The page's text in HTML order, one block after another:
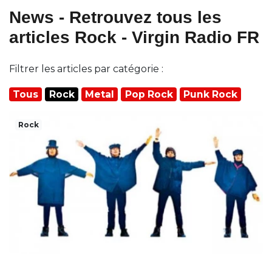
News - Retrouvez tous les
articles Rock - Virgin Radio FR
Filtrer les articles par catégorie :
Tous Rock Metal Pop Rock Punk Rock
Rock